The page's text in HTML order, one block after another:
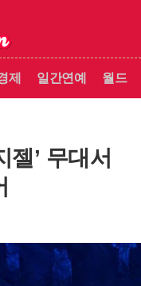
제 일간연예 월드
젤’ 무대서